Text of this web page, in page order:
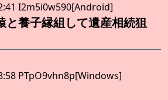
I2m5i0w590[Android]
と養子縁組して遺産相続狙
PTpO9vhn8p[Windows]